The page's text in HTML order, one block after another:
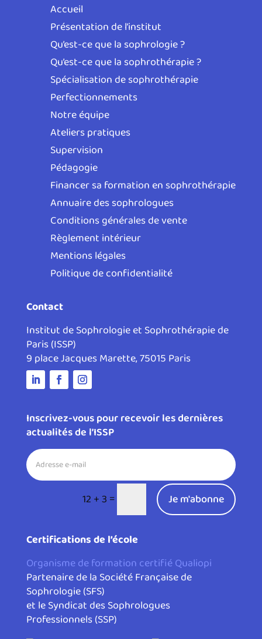
Accueil
Présentation de l’institut
Qu’est-ce que la sophrologie ?
Qu’est-ce que la sophrothérapie ?
Spécialisation de sophrothérapie
Perfectionnements
Notre équipe
Ateliers pratiques
Supervision
Pédagogie
Financer sa formation en sophrothérapie
Annuaire des sophrologues
Conditions générales de vente
Règlement intérieur
Mentions légales
Politique de confidentialité
Contact
Institut de Sophrologie et Sophrothérapie de
Paris (ISSP)
9 place Jacques Marette, 75015 Paris
Inscrivez-vous pour recevoir les dernières
actualités de l’ISSP
12 + 3 = Je m'abonne
Certifications de l’école
Organisme de formation certifié Qualiopi
Partenaire de la Société Française de
Sophrologie (SFS)
et le Syndicat des Sophrologues
Professionnels (SSP)